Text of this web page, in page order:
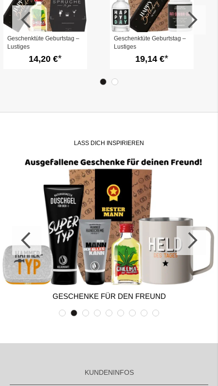
Geschenktüte Geburtstag –
Lustiges
Geburtstagsgeschenk „Alles
Gute Bruder“ (Set 4)
14,20 €
Geschenktüte Geburtstag –
Lustiges
Geburtstagsgeschenk „Alles
Gute Bruder“ (Set 3)
19,14 €
LASS DICH INSPIRIEREN
GESCHENKE FÜR DEN FREUND
KUNDENINFOS